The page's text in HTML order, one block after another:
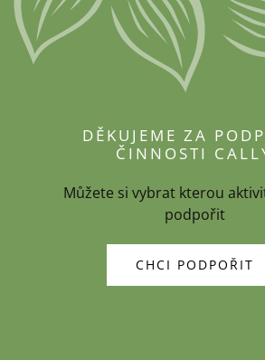
DĚKUJEME ZA
ČINNOSTI
Můžete si vybrat kterou
podpořit
CHCI PODPOŘIT